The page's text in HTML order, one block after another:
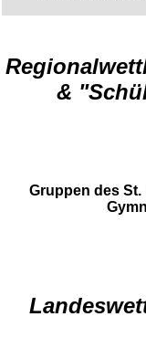
&
Gruppen des St.